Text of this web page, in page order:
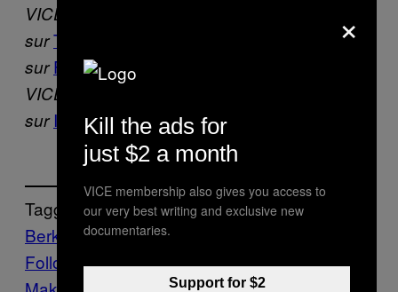
VICE France est aussi
surTwitter
sur Flipboard.
VICE Belgique est
sur Instagramet Facebook
Tagged:
Berkeley chimie physique
Follow Us On Discover
×
Kill the ads for
just $2 a month
VICE membership also gives you access to
our very best writing and exclusive new
documentaries.
Support for $2